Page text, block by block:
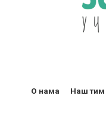
О нама Наш тим